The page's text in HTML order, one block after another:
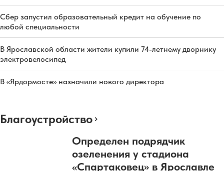
Сбер запустил образовательный кредит на обучение по
любой специальности
В Ярославской области жители купили 74-летнему дворнику
электровелосипед
В «Ярдормосте» назначили нового директора
Благоустройство
Определен подрядчик
озеленения у стадиона
«Спартаковец» в Ярославле